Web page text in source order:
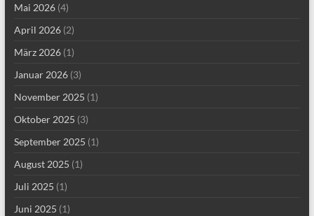
Mai 2026(4)
April 2026(2)
März 2026(1)
Januar 2026(3)
November 2025 (1)
Oktober 2025 (3)
September 2025 (1)
August 2025 (1)
Juli 2025 (1)
Juni 2025 (1)